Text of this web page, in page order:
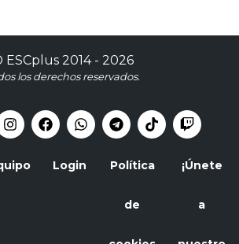
ESCplus2014 - 2026
los derechos reservados.
Login Política
de
¡Únete
a